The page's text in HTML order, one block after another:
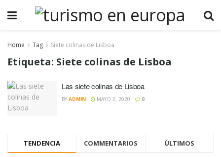
Home Tag Siete colinas de Lisboa
Etiqueta: Siete colinas de Lisboa
Las siete colinas de Lisboa
BY ADMIN MAYO 2, 2020 0
TENDENCIA COMMENTARIOS ÚLTIMOS